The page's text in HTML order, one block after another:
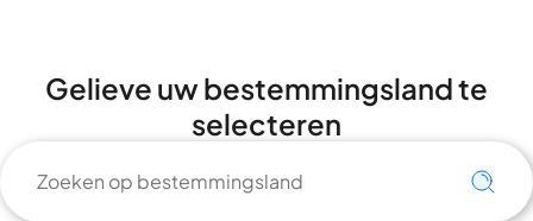
Gelieve uw bestemmingsland te
selecteren